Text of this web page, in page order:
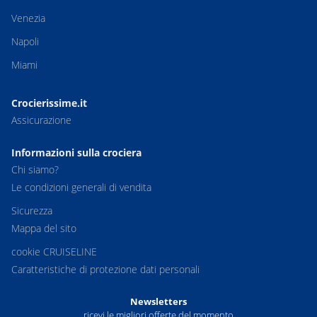
Venezia
Napoli
Miami
Crocierissime.it
Assicurazione
Informazioni sulla crociera
Chi siamo?
Le condizioni generali di vendita
Sicurezza
Mappa del sito
cookie CRUISELINE
Caratteristiche di protezione dati personali
Newsletters